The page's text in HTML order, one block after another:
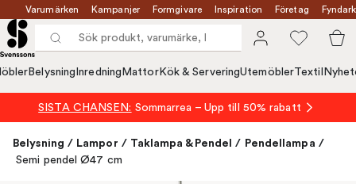
Varumärken Kampanjer Formgivare Inspiration Företag
Belysning Inredning MattorKök & ServeringUtemöblerTextil
SISTA CHANSEN: Sommarrea – Upp till 50% rabatt
Belysning / Lampor / Taklampa & Pendel / Pendellampa /
Semi pendel Ø47 cm